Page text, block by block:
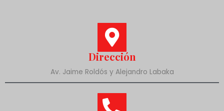
Dirección
Av. Jaime Roldós y Alejandro Labaka